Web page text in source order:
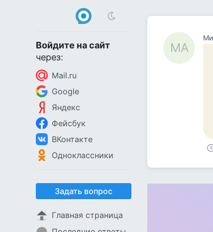
Войдите на сайт
через:
Mail.ru
Google
Яндекс
Фейсбук
ВКонтакте
Одноклассники
Задать вопрос
Главная страница
МА